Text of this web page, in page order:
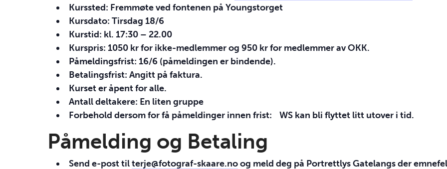
Kurssted: Fremmøte ved fontenen på Youngstorget
Kursdato: Tirsdag 18/6
Kurstid: kl. 17:30 – 22.00
Kurspris: 1050 kr for ikke-medlemmer og 950 kr for medlemmer avOKK.
Påmeldingsfrist: 16/6 (påmeldingen er bindende).
Betalingsfrist: Angitt på faktura.
Kurset er åpent for alle.
Antall deltakere: En liten gruppe
Forbehold dersom for få påmeldinger innen frist: WS kan bli flyttet litt utover i tid.
Påmelding og Betaling
Send e-post tilterje@fotograf-skaare.noog meld deg på Portrettlys Gatelangs der